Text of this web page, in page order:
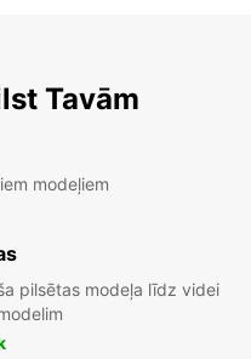
Tavām
modeļiem
pilsētas modeļa līdz videi